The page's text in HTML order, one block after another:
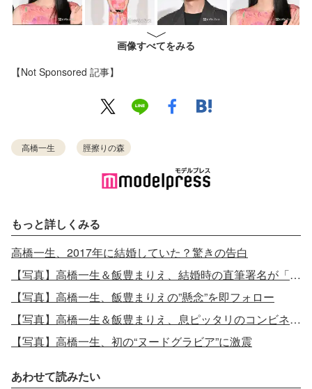
画像すべてをみる
【Not Sponsored 記事】
高橋一生 脛擦りの森
もっと詳しくみる
高橋一生、2017年に結婚していた？驚きの告白
【写真】高橋一生＆飯豊まりえ、結婚時の直筆署名が「似てる」
【写真】高橋一生、飯豊まりえの”懸念”を即フォロー
【写真】高橋一生＆飯豊まりえ、息ピッタリのコンビネーション
【写真】高橋一生、初の“ヌードグラビア”に激震
あわせて読みたい